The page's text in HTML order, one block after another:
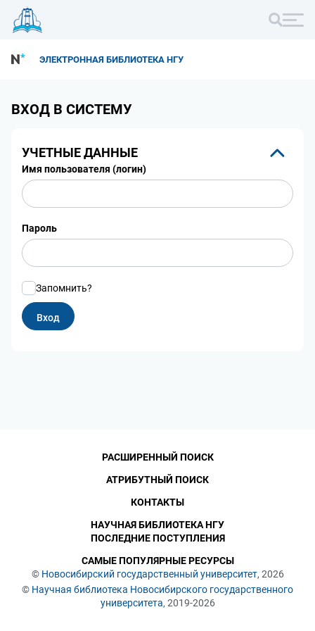
ЭЛЕКТРОННАЯ БИБЛИОТЕКА НГУ
ВХОД В СИСТЕМУ
УЧЕТНЫЕ ДАННЫЕ
Имя пользователя (логин)
Пароль
Запомнить?
© Новосибирский государственный университет, 2026
© Научная библиотека Новосибирского государственного
университета, 2019-2026
РАСШИРЕННЫЙ ПОИСК
АТРИБУТНЫЙ ПОИСК
КОНТАКТЫ
НАУЧНАЯ БИБЛИОТЕКА НГУ
ПОСЛЕДНИЕ ПОСТУПЛЕНИЯ
САМЫЕ ПОПУЛЯРНЫЕ РЕСУРСЫ